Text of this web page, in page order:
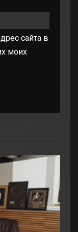
сайта в
моих